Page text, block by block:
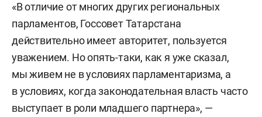
«В отличие от многих других региональных
парламентов, Госсовет Татарстана
действительно имеет авторитет, пользуется
уважением. Но опять-таки, как я уже сказал,
мы живем не в условиях парламентаризма, а
в условиях, когда законодательная власть часто
выступает в роли младшего партнера», —